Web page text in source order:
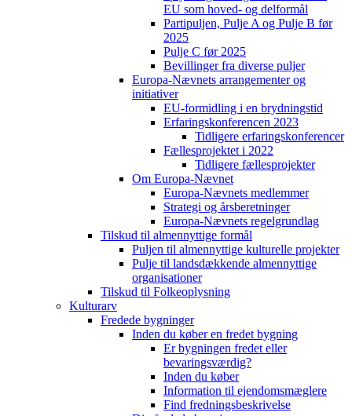
EU som hoved- og delformål
Partipuljen, Pulje A og Pulje B før
2025
Pulje C før 2025
Bevillinger fra diverse puljer
Europa-Nævnets arrangementer og
initiativer
EU-formidling i en brydningstid
Erfaringskonferencen 2023
Tidligere erfaringskonferencer
Fællesprojektet i 2022
Tidligere fællesprojekter
Om Europa-Nævnet
Europa-Nævnets medlemmer
Strategi og årsberetninger
Europa-Nævnets regelgrundlag
Tilskud til almennyttige formål
Puljen til almennyttige kulturelle projekter
Pulje til landsdækkende almennyttige
organisationer
Tilskud til Folkeoplysning
Kulturarv
Fredede bygninger
Inden du køber en fredet bygning
Er bygningen fredet eller
bevaringsværdig?
Inden du køber
Information til ejendomsmæglere
Find fredningsbeskrivelse